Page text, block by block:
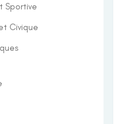
Sportive
Civique